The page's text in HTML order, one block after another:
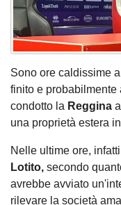
Sono ore caldissime
finito e probabilmente
condotto la Reggina
una proprietà estera
Nelle ultime ore,
Lotito, secondo
avrebbe avviato
rilevare la società